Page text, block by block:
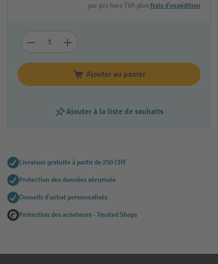
par pcs hors TVA plus frais d'expédition
Ajouter au panier
Ajouter à la liste de souhaits
Livraison gratuite à partir de 250 CHF
Protection des données sécurisée
Conseils d'achat personnalisés
Protection des acheteurs - Trusted Shops